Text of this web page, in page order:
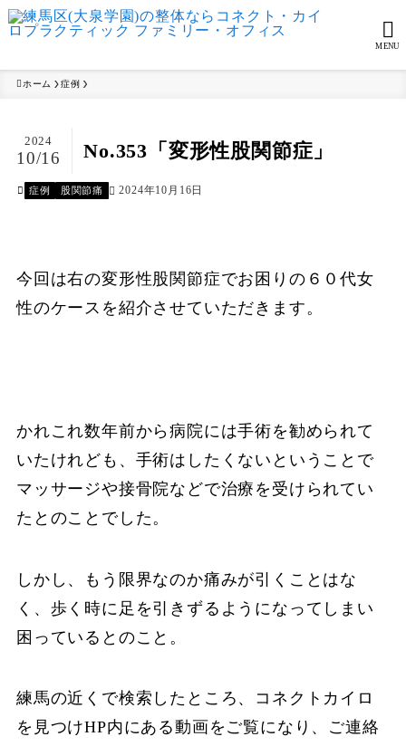
MENU
ホーム 症例
No.353「変形性股関節症」
2024
10/16
症例 股関節痛 2024年10月16日
今回は右の変形性股関節症でお困りの６０代女
性のケースを紹介させていただきます。
かれこれ数年前から病院には手術を勧められて
いたけれども、手術はしたくないということで
マッサージや接骨院などで治療を受けられてい
たとのことでした。
しかし、もう限界なのか痛みが引くことはな
く、歩く時に足を引きずるようになってしまい
困っているとのこと。
練馬の近くで検索したところ、コネクトカイロ
を見つけHP内にある動画をご覧になり、ご連絡